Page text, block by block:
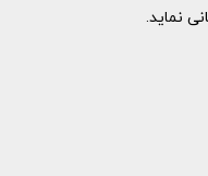
نماید.